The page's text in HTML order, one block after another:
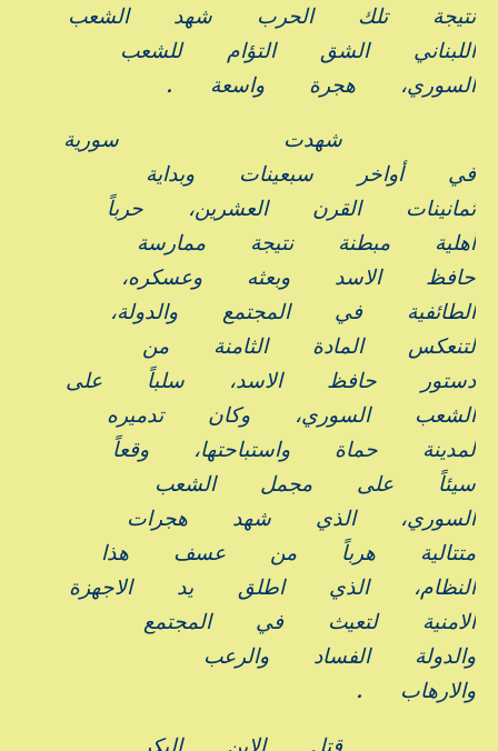
نتيجة
تلك الحرب شهد
الشعب
اللبناني
الشق التؤام
للشعب
السوري،
هجرة واسعة .
شهدت
سورية
في
أواخر سبعينات
وبداية
ثمانينات
القرن العشرين،
حرباً
أهلية
مبطنة نتيجة
ممارسة
حافظ
الاسد وبعثه
وعسكره،
الطائفية
في المجتمع
والدولة،
لتنعكس
المادة الثامنة
من
دستور
حافظ الاسد، سلباً
على
الشعب
السوري، وكان
تدميره
لمدينة
حماة واستباحتها،
وقعاً
سيئاً
على مجمل
الشعب
السوري،
الذي شهد
هجرات
متتالية
هرباً من عسف
هذا
النظام،
الذي اطلق يد
الاجهزة
الامنية
لتعيث في
المجتمع
والدولة
الفساد
والرعب
والارهاب
.
قتل الابن
البكر